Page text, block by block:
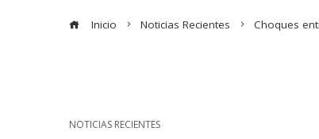
Inicio Noticias Recientes Choques
NOTICIAS RECIENTES